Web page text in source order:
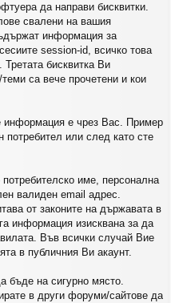
да направи бисквитки.
свалени на вашия
информация за
session-id, всичко това
бисквитка Ви
са вече прочетени и кои
информация е чрез Вас. Пример
потребител или след като сте
име, персонална
валиден email адрес.
от законите на държавата в
информация изисквана за да
Във всички случай Вие
в публичния Ви акаунт.
бъде на сигурно място.
в други форуми/сайтове да